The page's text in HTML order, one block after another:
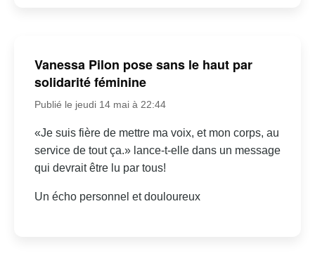
Vanessa Pilon pose sans le haut par
solidarité féminine
Publié le jeudi 14 mai à 22:44
«Je suis fière de mettre ma voix, et mon corps, au
service de tout ça.» lance-t-elle dans un message
qui devrait être lu par tous!
Un écho personnel et douloureux